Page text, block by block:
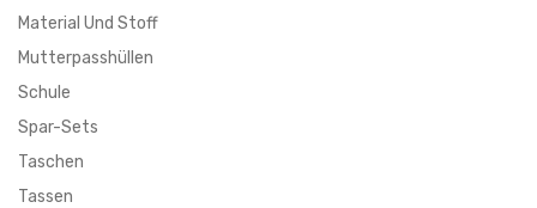
Material Und Stoff
Mutterpasshüllen
Schule
Spar-Sets
Taschen
Tassen